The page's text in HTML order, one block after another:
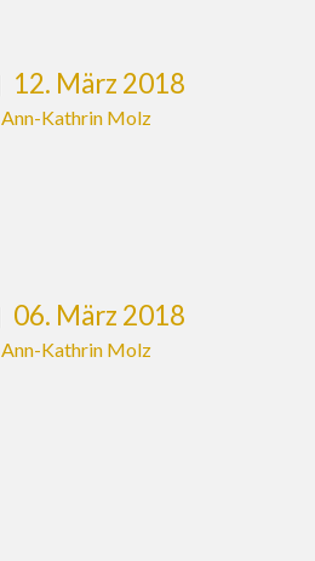
12. März 2018
Ann-Kathrin Molz
06. März 2018
Ann-Kathrin Molz